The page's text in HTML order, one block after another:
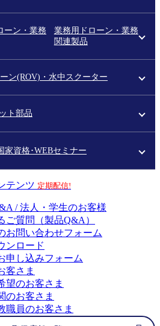
業務用ドローン・業務
関連製品
ン(ROV)・水中スクーター
ト部品
家資格･WEBセミナー
テンツ 定期配信!
/ 法人・学生のお客様
ご質問（製品Q&A）
お問い合わせフォーム
ンロード
申し込みフォーム
客さま
望のお客さま
のお客さま
職員のお客さま